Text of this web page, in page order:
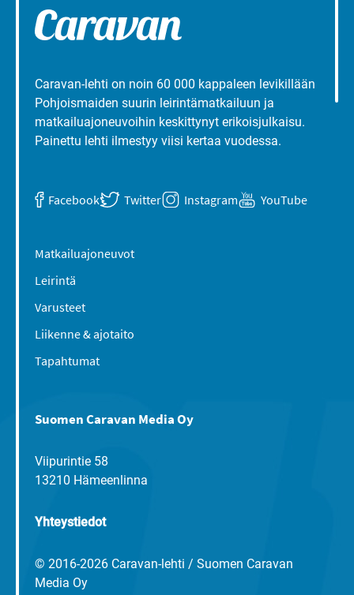
Caravan-lehti on noin 60 000 kappaleen levikillään
Pohjoismaiden suurin leirintämatkailuun ja
matkailuajoneuvoihin keskittynyt erikoisjulkaisu.
Painettu lehti ilmestyy viisi kertaa vuodessa.
Facebook Twitter Instagram YouTube
Matkailuajoneuvot
Leirintä
Varusteet
Liikenne & ajotaito
Tapahtumat
Suomen Caravan Media Oy
Viipurintie 58
13210 Hämeenlinna
Yhteystiedot
© 2016-2026 Caravan-lehti / Suomen Caravan
Media Oy